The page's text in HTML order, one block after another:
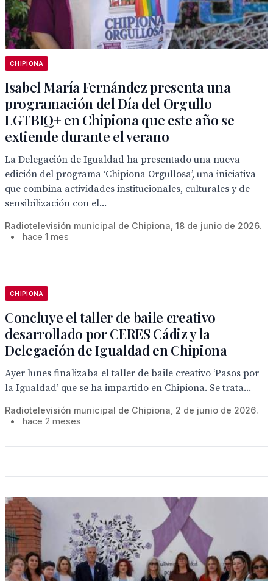
CHIPIONA
Isabel María Fernández presenta una
programación del Día del Orgullo
LGTBIQ+ en Chipiona que este año se
extiende durante el verano
La Delegación de Igualdad ha presentado una nueva
edición del programa ‘Chipiona Orgullosa’, una iniciativa
que combina actividades institucionales, culturales y de
sensibilización con el...
Radiotelevisión municipal de Chipiona, 18 de junio de 2026.
•
hace 1 mes
CHIPIONA
Concluye el taller de baile creativo
desarrollado por CERES Cádiz y la
Delegación de Igualdad en Chipiona
Ayer lunes finalizaba el taller de baile creativo ‘Pasos por
la Igualdad’ que se ha impartido en Chipiona. Se trata...
Radiotelevisión municipal de Chipiona, 2 de junio de 2026.
•
hace 2 meses